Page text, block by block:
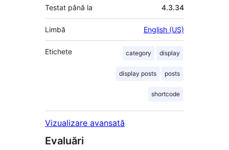
Testat până la 4.3.34
Limbă English (US)
Etichete category display
display posts posts
shortcode
Vizualizare avansată
Evaluări